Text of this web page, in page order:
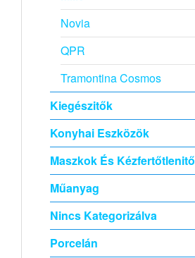
Novia
QPR
Tramontina Cosmos
Kiegészitők
Konyhai Eszközök
Maszkok És Kézfertőtlenitő
Műanyag
Nincs Kategorizálva
Porcelán